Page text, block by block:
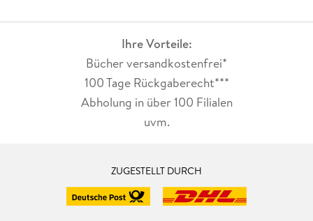
Ihre Vorteile:
Bücher versandkostenfrei*
100 Tage Rückgaberecht***
Abholung in über 100 Filialen
uvm.
ZUGESTELLT DURCH